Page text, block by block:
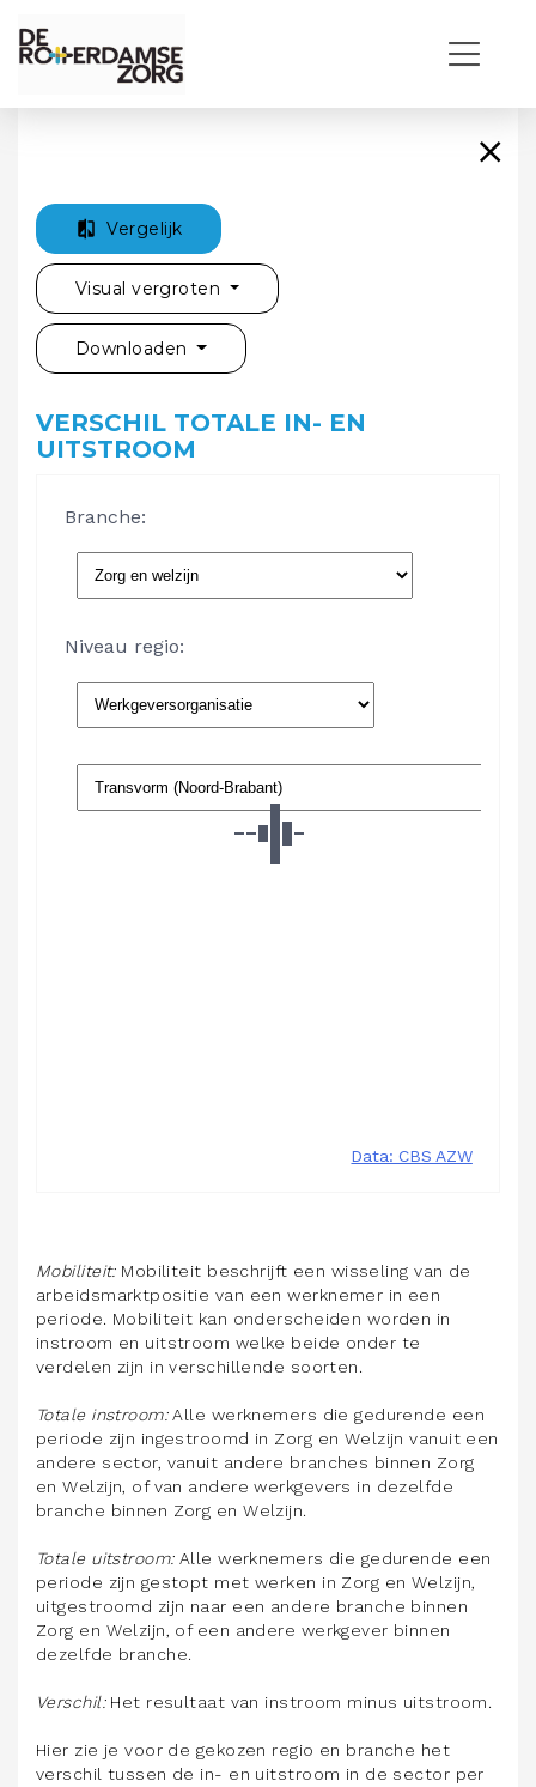
Vergelijk
Visual vergroten
Downloaden
VERSCHIL TOTALE IN- EN
UITSTROOM
Mobiliteit: Mobiliteit beschrijft een wisseling van de
arbeidsmarktpositie van een werknemer in een
periode. Mobiliteit kan onderscheiden worden in
instroom en uitstroom welke beide onder te
verdelen zijn in verschillende soorten.
Totale instroom:Alle werknemers die gedurende een
periode zijn ingestroomd in Zorg en Welzijn vanuit een
andere sector, vanuit andere branches binnen Zorg
en Welzijn, of van andere werkgevers in dezelfde
branche binnen Zorg en Welzijn.
Totale uitstroom: Alle werknemers die gedurende een
periode zijn gestopt met werken in Zorg en Welzijn,
uitgestroomd zijn naar een andere branche binnen
Zorg en Welzijn, of een andere werkgever binnen
dezelfde branche.
Verschil: Het resultaat van instroom minus uitstroom.
Hier zie je voor de gekozen regio en branche het
verschil tussen de in- en uitstroom in de sector per